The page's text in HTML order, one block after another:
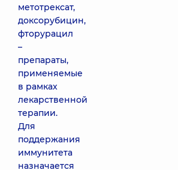
метотрексат,
доксорубицин,
фторурацил
–
препараты,
применяемые
в рамках
лекарственной
терапии.
Для
поддержания
иммунитета
назначается